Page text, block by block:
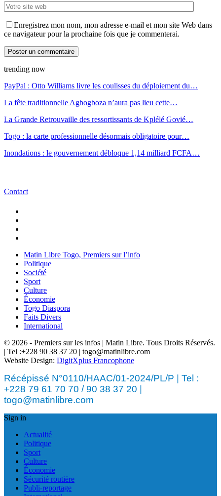
Enregistrez mon nom, mon adresse e-mail et mon site Web dans
ce navigateur pour la prochaine fois que je commenterai.
trending now
PayPal : Otto Williams livre les coulisses du déploiement du…
La fête traditionnelle Agbogboza n’aura pas lieu cette…
La Grande Retrouvaille des ressortissants de Kplélé Govié…
Togo : la carte professionnelle désormais obligatoire pour…
Inondations : le gouvernement débloque 1,14 milliard FCFA…
Contact
Matin Libre Togo, Premiers sur l’info
Politique
Société
Sport
Culture
Économie
Togo Diaspora
Faits Divers
International
© 2026 - Premiers sur les infos | Matin Libre. Tous Droits Réservés.
| Tel :+228 90 38 37 20 | togo@matinlibre.com
Website Design: DigitXplus Francophone
Récépissé N°0110/HAAC/01-2024/PL/P | Tel :
+228 79 61 70 70 / 90 38 37 20 |
togo@matinlibre.com
Sign in
Actualité
Politique
Sport
Culture
Économie
Sécurité routière
Publi-reportage